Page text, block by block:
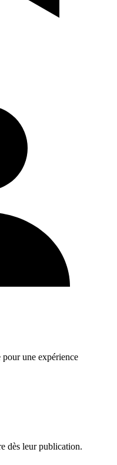
une expérience
dès leur publication.